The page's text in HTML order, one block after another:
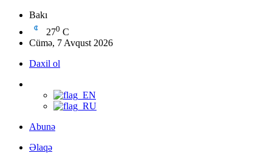
Bakı
270 C
Cümə, 7 Avqust 2026
Daxil ol
Abunə
Əlaqə